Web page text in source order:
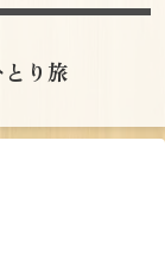
り旅